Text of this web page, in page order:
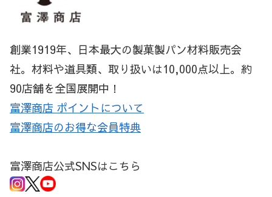
創業1919年、日本最大の製菓製パン材料販売会
社。材料や道具類、取り扱いは10,000点以上。約
90店舗を全国展開中！
富澤商店 ポイントについて
富澤商店のお得な会員特典
富澤商店公式SNSはこちら